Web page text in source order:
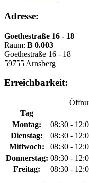
Adresse:
Goethestraße 16 - 18
Raum: B 0.003
Goethestraße 16 - 18
59755 Arnsberg
Erreichbarkeit:
Tag
Montag:
08:30 -
Dienstag:
08:30 -
Mittwoch:
08:30 -
Donnerstag: 08:30 -
Freitag:
08:30 -